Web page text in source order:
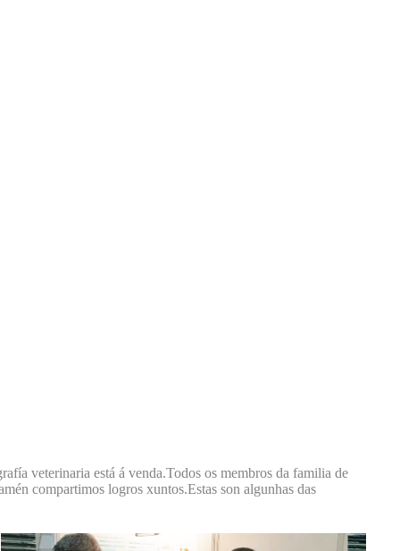
veterinaria está á venda.Todos os membros da familia de
compartimos logros xuntos.Estas son algunhas das